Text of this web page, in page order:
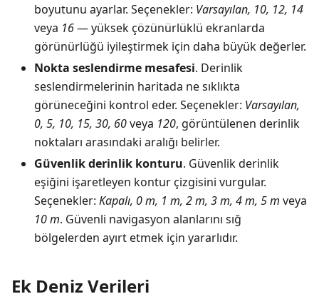
boyutunu ayarlar. Seçenekler: Varsayılan, 10, 12, 14
veya 16— yüksek çözünürlüklü ekranlarda
görünürlüğü iyileştirmek için daha büyük değerler.
Nokta seslendirme mesafesi. Derinlik
seslendirmelerinin haritada ne sıklıkta
görüneceğini kontrol eder. Seçenekler: Varsayılan,
0, 5, 10, 15, 30, 60veya 120, görüntülenen derinlik
noktaları arasındaki aralığı belirler.
Güvenlik derinlik konturu. Güvenlik derinlik
eşiğini işaretleyen kontur çizgisini vurgular.
Seçenekler: Kapalı, 0 m, 1 m, 2 m, 3 m, 4 m, 5 m veya
10 m. Güvenli navigasyon alanlarını sığ
bölgelerden ayırt etmek için yararlıdır.
Ek Deniz Verileri